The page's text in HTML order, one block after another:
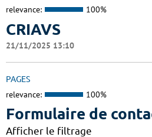
relevance: 100%
CRIAVS
21/11/2025 13:10
PAGES
relevance: 100%
Formulaire de
Afficher le filtrage